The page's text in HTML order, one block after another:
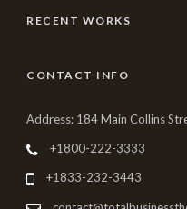
RECENT WORKS
CONTACT INFO
Address: 184 Main Collins
+1800-222-3333
+1833-232-3443